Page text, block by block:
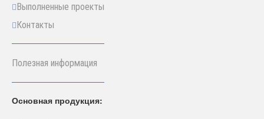
Выполненные проекты
Контакты
Полезная информация
Основная продукция: